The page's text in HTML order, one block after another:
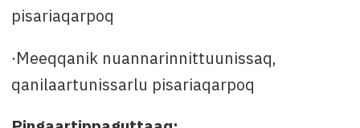
pisariaqarpoq
·Meeqqanik nuannarinnittuunissaq,
qanilaartunissarlu pisariaqarpoq